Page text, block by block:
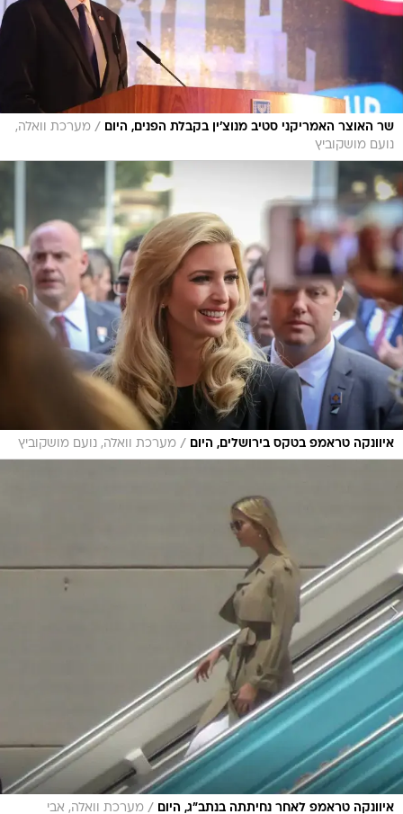
שר האוצר האמריקני סטיב מנוצ'ין בקבלת הפנים, היום / מערכת וואלה,
נועם מושקוביץ
איוונקה טראמפ בטקס בירושלים, היום / מערכת וואלה, נועם מושקוביץ
איוונקה טראמפ לאחר נחיתתה בנתב"ג, היום / מערכת וואלה, אבי